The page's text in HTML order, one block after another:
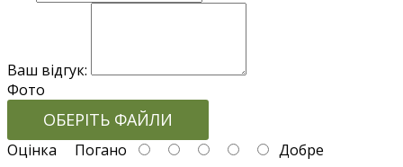
Ваш відгук:
Фото
ОБЕРІТЬ ФАЙЛИ
Оцінка Погано Добре